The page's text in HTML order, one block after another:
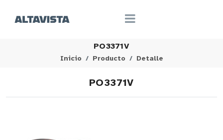
PO3371V
Inicio Producto Detalle
PO3371V